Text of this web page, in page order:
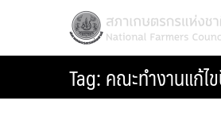
สภาเกษตรกรแห่งชาติ
National Farmers Council
Tag:คณะทำงานแก้ไ